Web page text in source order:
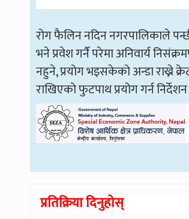
रोग फैलिन नदिन नगरपालिकाले
भने प्रवेश गर्नै परेमा अनिवार्य
नहुने, प्रयोग भइसकेको अन्डा राख्ने
राखिएको फुटपाथ प्रयोग गर्न
प्रतिक्रिया दिनुहोस्